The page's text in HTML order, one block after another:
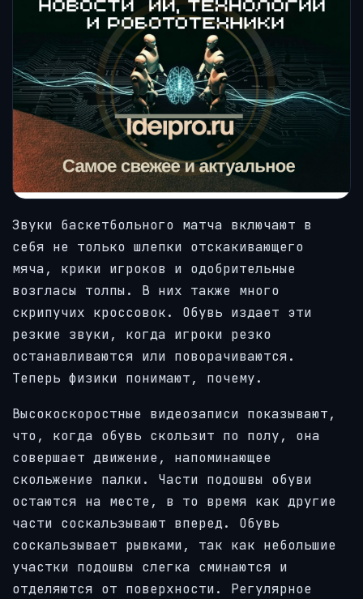
Звуки баскетбольного матча включают в
себя не только шлепки отскакивающего
мяча, крики игроков и одобрительные
возгласы толпы. В них также много
скрипучих кроссовок. Обувь издает эти
резкие звуки, когда игроки резко
останавливаются или поворачиваются.
Теперь физики понимают, почему.
Высокоскоростные видеозаписи показывают,
что, когда обувь скользит по полу, она
совершает движение, напоминающее
скольжение палки. Части подошвы обуви
остаются на месте, в то время как другие
части соскальзывают вперед. Обувь
соскальзывает рывками, так как небольшие
участки подошвы слегка сминаются и
отделяются от поверхности. Регулярное